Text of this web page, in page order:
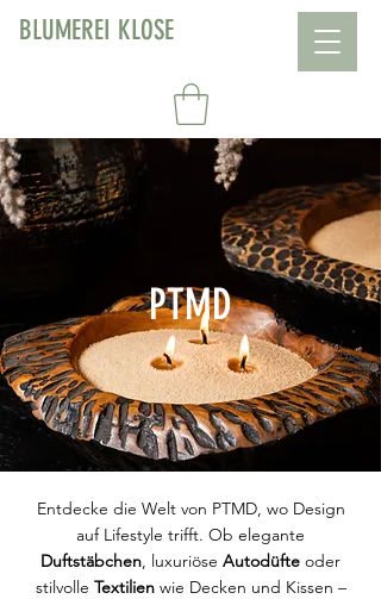
BLUMEREI KLOSE
PTMD
Entdecke die Welt von PTMD, wo Design
auf Lifestyle trifft. Ob elegante
Duftstäbchen , luxuriöse Autodüfte oder
stilvolle Textilien wie Decken und Kissen –